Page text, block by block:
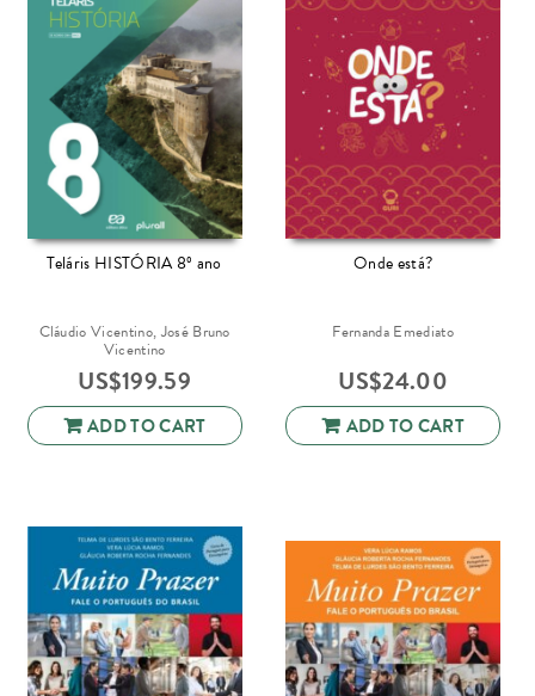
Teláris HISTÓRIA 8º ano
Cláudio Vicentino, José Bruno
Vicentino
US$199.59
ADD TO CART
Onde está?
Fernanda Emediato
US$24.00
ADD TO CART